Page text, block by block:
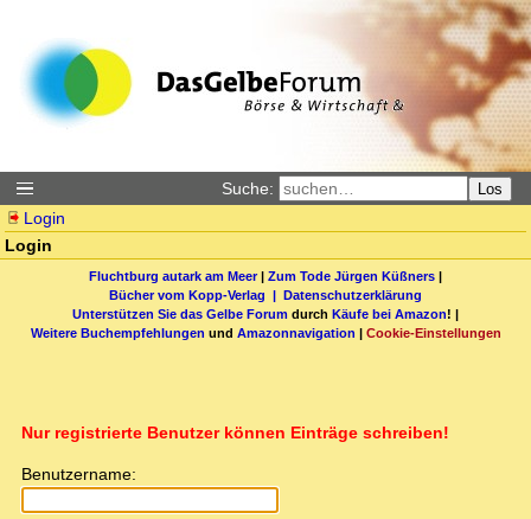
Suche: Los
Login
Login
Fluchtburg autark am Meer| Zum Tode Jürgen Küßners |
Bücher vom Kopp-Verlag | Datenschutzerklärung
Unterstützen Sie das Gelbe Forum durch Käufe bei Amazon! |
Weitere Buchempfehlungen und Amazonnavigation | Cookie-Einstellungen
Nur registrierte Benutzer können Einträge schreiben!
Benutzername: